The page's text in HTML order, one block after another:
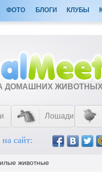
ФОТО БЛОГИ КЛУБЫ
ДОМАШНИХ
Лошади
сайт:
животные